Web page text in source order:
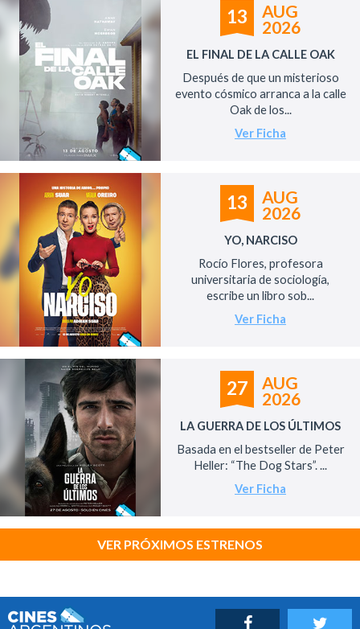
13
AUG
2026
EL FINAL DE LA CALLE OAK
Después de que un misterioso
evento cósmico arranca a la calle
Oak de los...
Ver Ficha
13
AUG
2026
YO, NARCISO
Rocío Flores, profesora
universitaria de sociología,
escribe un libro sob...
Ver Ficha
27
AUG
2026
LA GUERRA DE LOS ÚLTIMOS
Basada en el bestseller de Peter
Heller: “The Dog Stars”. ...
Ver Ficha
VER PRÓXIMOS ESTRENOS